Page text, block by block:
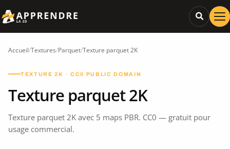
Accueil/Textures/Parquet/Texture parquet 2K
TEXTURE 2K · CC0 PUBLIC DOMAIN
Texture parquet 2K
Texture parquet 2K avec 5 maps PBR. CC0 — gratuit pour
usage commercial.